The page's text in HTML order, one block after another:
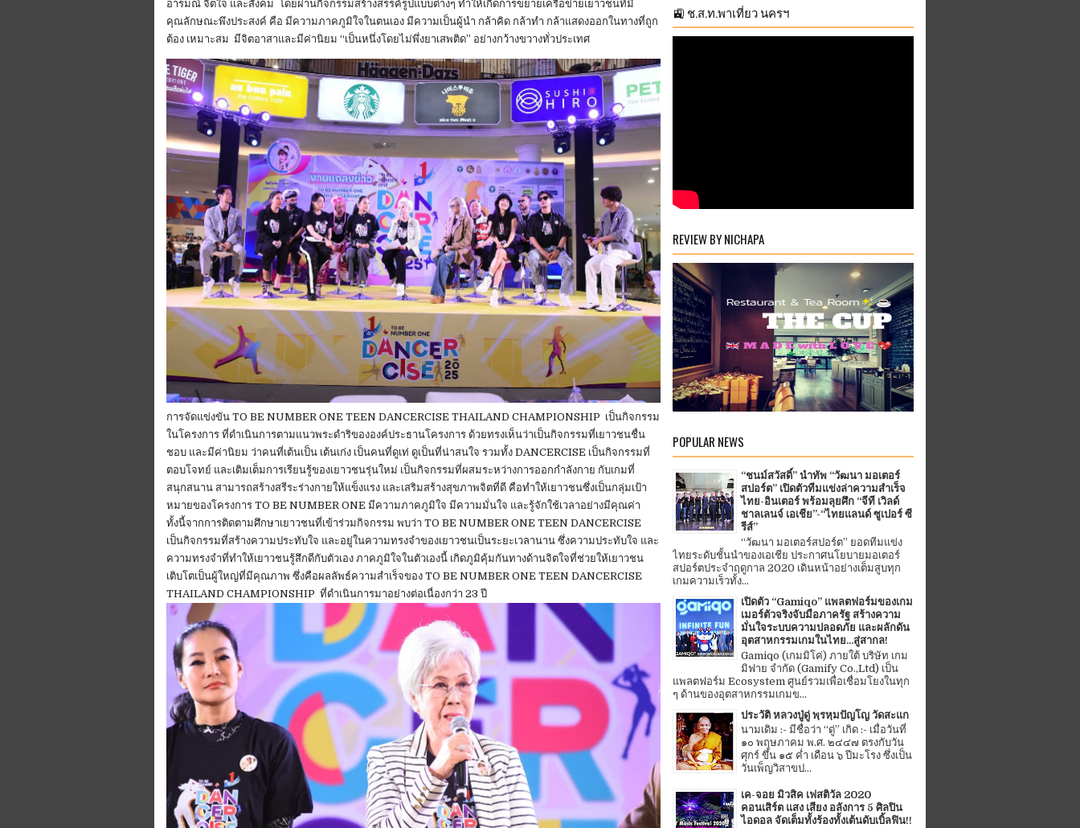
อารมณ์ จิตใจ และสังคม โดยผ่านกิจกรรมสร้างสรรค์รูปแบบต่างๆ ทำให้เกิดการขยายเครือข่ายเยาวชนที่มี
คุณลักษณะพึงประสงค์ คือ มีความภาคภูมิใจในตนเอง มีความเป็นผู้นำ กล้าคิด กล้าทำ กล้าแสดงออกในทางที่ถูก
ต้อง เหมาะสม มีจิตอาสาและมีค่านิยม “เป็นหนึ่งโดยไม่พึ่งยาเสพติด” อย่างกว้างขวางทั่วประเทศ
การจัดแข่งขัน TO BE NUMBER ONE TEEN DANCERCISE THAILAND CHAMPIONSHIP เป็นกิจกรรม
ในโครงการ ที่ดำเนินการตามแนวพระดำริขององค์ประธานโครงการ ด้วยทรงเห็นว่าเป็นกิจกรรมที่เยาวชนชื่น
ชอบ และมีค่านิยม ว่าคนที่เต้นเป็น เต้นเก่ง เป็นคนที่ดูเท่ ดูเป็นที่น่าสนใจ รวมทั้ง DANCERCISE เป็นกิจกรรมที่
ตอบโจทย์ และเติมเต็มการเรียนรู้ของเยาวชนรุ่นใหม่ เป็นกิจกรรมที่ผสมระหว่างการออกกำลังกาย กับเกมที่
สนุกสนาน สามารถสร้างสรีระร่างกายให้แข็งแรง และเสริมสร้างสุขภาพจิตที่ดี คือทำให้เยาวชนซึ่งเป็นกลุ่มเป้า
หมายของโครงการ TO BE NUMBER ONE มีความภาคภูมิใจ มีความมั่นใจ และรู้จักใช้เวลาอย่างมีคุณค่า
ทั้งนี้จากการติดตามศึกษาเยาวชนที่เข้าร่วมกิจกรรม พบว่า TO BE NUMBER ONE TEEN DANCERCISE
เป็นกิจกรรมที่สร้างความประทับใจ และอยู่ในความทรงจำของเยาวชนเป็นระยะเวลานาน ซึ่งความประทับใจ และ
ความทรงจำที่ทำให้เยาวชนรู้สึกดีกับตัวเอง ภาคภูมิใจในตัวเองนี้ เกิดภูมิคุ้มกันทางด้านจิตใจที่ช่วยให้เยาวชน
เติบโตเป็นผู้ใหญ่ที่มีคุณภาพ ซึ่งคือผลลัพธ์ความสำเร็จของ TO BE NUMBER ONE TEEN DANCERCISE
THAILAND CHAMPIONSHIP ที่ดำเนินการมาอย่างต่อเนื่องกว่า 23 ปี
🚉 ช.ส.ท.พาเที่ยว นครฯ
REVIEW BY NICHAPA
POPULAR NEWS
“ชนม์สวัสดิ์” นำทัพ “วัฒนา มอเตอร์
สปอร์ต” เปิดตัวทีมแข่งล่าความสำเร็จ
ไทย-อินเตอร์ พร้อมลุยศึก “จีที เวิลด์
ชาลเลนจ์ เอเชีย”-“ไทยแลนด์ ซูเปอร์ ซี
รีส์”
“วัฒนา มอเตอร์สปอร์ต” ยอดทีมแข่ง
ไทยระดับชั้นนำของเอเชีย ประกาศนโยบายมอเตอร์
สปอร์ตประจำฤดูกาล 2020 เดินหน้าอย่างเต็มสูบทุก
เกมความเร็วทั้ง...
เปิดตัว “Gamiqo” แพลตฟอร์มของเกม
เมอร์ตัวจริงจับมือภาครัฐ สร้างความ
มั่นใจระบบความปลอดภัย และผลักดัน
อุตสาหกรรมเกมในไทย...สู่สากล!
Gamiqo (เกมมิโค่) ภายใต้ บริษัท เกม
มิฟาย จำกัด (Gamify Co.,Ltd) เป็น
แพลตฟอร์ม Ecosystem ศูนย์รวมเพื่อเชื่อมโยงในทุก
ๆ ด้านของอุตสาหกรรมเกมข...
ประวัติ หลวงปู่ดู่ พฺรหฺมปัญโญ วัดสะแก
นามเดิม :- มีชื่อว่า “ดู่” เกิด :- เมื่อวันที่
๑๐ พฤษภาคม พ.ศ. ๒๔๔๗ ตรงกับวัน
ศุกร์ ขึ้น ๑๕ ค่ำ เดือน ๖ ปีมะโรง ซึ่งเป็น
วันเพ็ญวิสาขป...
เค-จอย มิวสิค เฟสติวัล 2020
คอนเสิร์ต แสง เสียง อลังการ 5 ศิลปิน
ไอดอล จัดเต็มทั้งร้องทั้งเต้นดับเบิ้ลฟิน!!